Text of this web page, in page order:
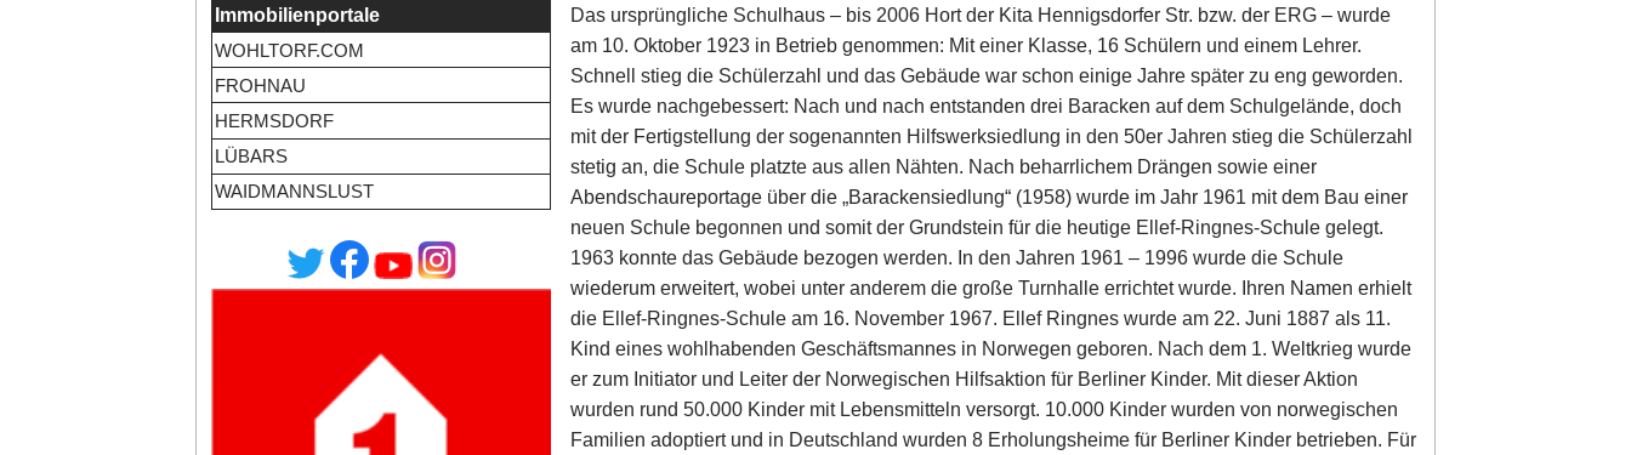
Immobilienportale
WOHLTORF.COM
FROHNAU
HERMSDORF
LÜBARS
WAIDMANNSLUST
Das ursprüngliche Schulhaus – bis 2006 Hort der Kita Hennigsdorfer Str. bzw. der ERG – wurde
am 10. Oktober 1923 in Betrieb genommen: Mit einer Klasse, 16 Schülern und einem Lehrer.
Schnell stieg die Schülerzahl und das Gebäude war schon einige Jahre später zu eng geworden.
Es wurde nachgebessert: Nach und nach entstanden drei Baracken auf dem Schulgelände, doch
mit der Fertigstellung der sogenannten Hilfswerksiedlung in den 50er Jahren stieg die Schülerzahl
stetig an, die Schule platzte aus allen Nähten. Nach beharrlichem Drängen sowie einer
Abendschaureportage über die „Barackensiedlung“ (1958) wurde im Jahr 1961 mit dem Bau einer
neuen Schule begonnen und somit der Grundstein für die heutige Ellef-Ringnes-Schule gelegt.
1963 konnte das Gebäude bezogen werden. In den Jahren 1961 – 1996 wurde die Schule
wiederum erweitert, wobei unter anderem die große Turnhalle errichtet wurde. Ihren Namen erhielt
die Ellef-Ringnes-Schule am 16. November 1967. Ellef Ringnes wurde am 22. Juni 1887 als 11.
Kind eines wohlhabenden Geschäftsmannes in Norwegen geboren. Nach dem 1. Weltkrieg wurde
er zum Initiator und Leiter der Norwegischen Hilfsaktion für Berliner Kinder. Mit dieser Aktion
wurden rund 50.000 Kinder mit Lebensmitteln versorgt. 10.000 Kinder wurden von norwegischen
Familien adoptiert und in Deutschland wurden 8 Erholungsheime für Berliner Kinder betrieben. Für